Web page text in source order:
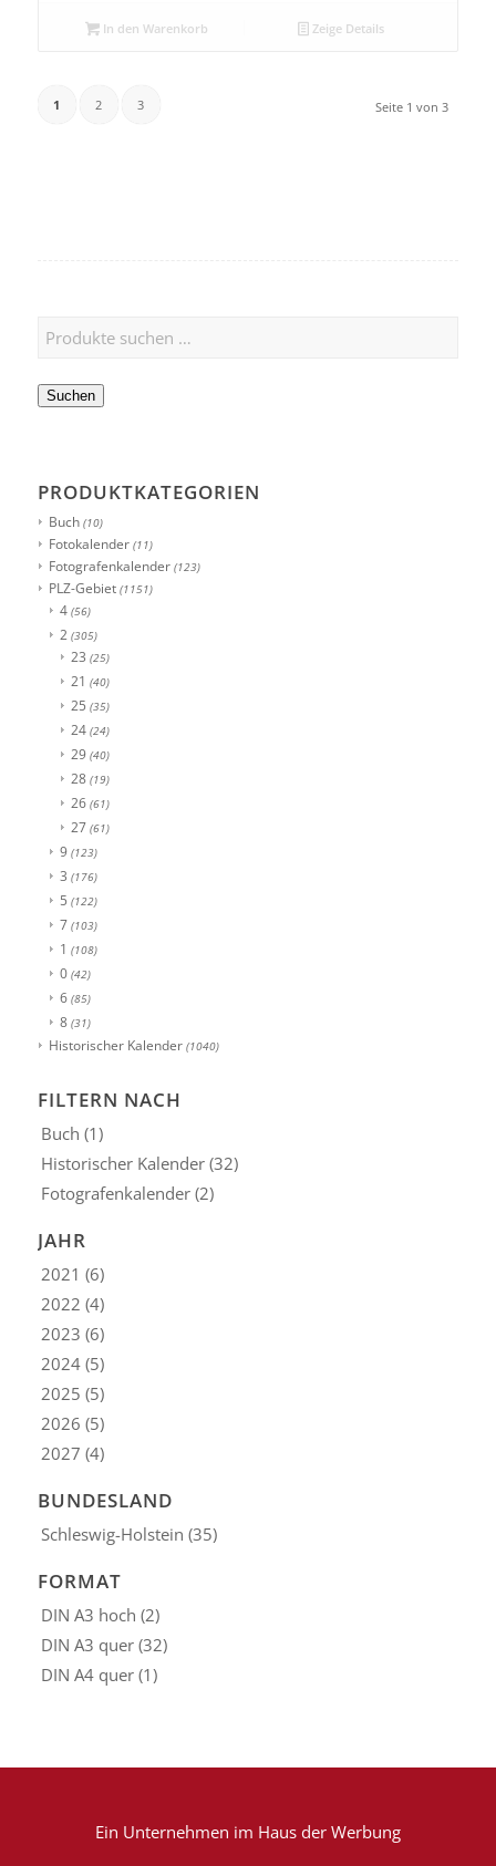
In den Warenkorb Zeige Details
Seite 1 von 3
1 2 3
Suchen
PRODUKTKATEGORIEN
Buch (10)
Fotokalender (11)
Fotografenkalender (123)
PLZ-Gebiet (1151)
4 (56)
2 (305)
23 (25)
21 (40)
25 (35)
24 (24)
29 (40)
28 (19)
26 (61)
27 (61)
9 (123)
3 (176)
5 (122)
7 (103)
1 (108)
0 (42)
6 (85)
8 (31)
Historischer Kalender (1040)
FILTERN NACH
Buch (1)
Historischer Kalender (32)
Fotografenkalender (2)
JAHR
2021 (6)
2022 (4)
2023 (6)
2024 (5)
2025 (5)
2026 (5)
2027 (4)
BUNDESLAND
Schleswig-Holstein (35)
FORMAT
DIN A3 hoch (2)
DIN A3 quer (32)
DIN A4 quer (1)
Ein Unternehmen im Haus der Werbung